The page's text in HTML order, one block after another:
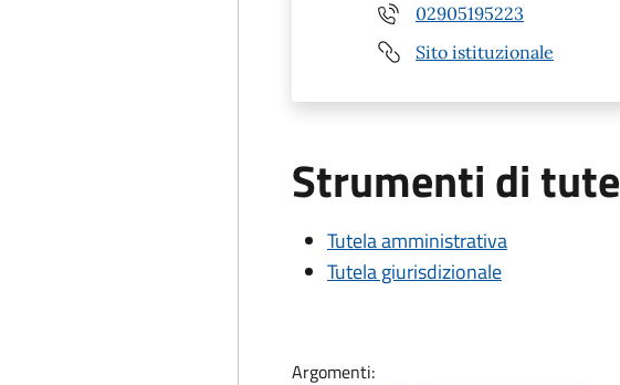
02905195223
Sito istituzionale
Strumenti di
Tutela amministrativa
Tutela giurisdizionale
Argomenti: